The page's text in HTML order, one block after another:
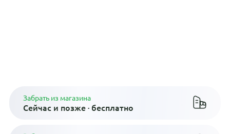
Забрать из магазина
Сейчас и позже · бесплатно